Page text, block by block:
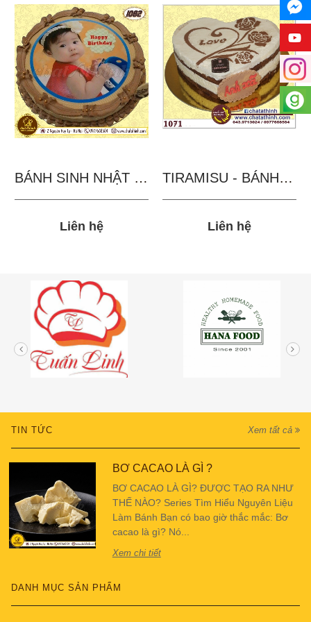
BÁNH SINH NHẬT IN...
Liên hệ
TIRAMISU - BÁNH TẶNG...
Liên hệ
TIN TỨC Xem tất cả
BƠ CACAO LÀ GÌ ?
BƠ CACAO LÀ GÌ? ĐƯỢC TẠO RA NHƯ
THẾ NÀO? Series Tìm Hiểu Nguyên Liệu
Làm Bánh Bạn có bao giờ thắc mắc: Bơ
cacao là gì? Nó...
Xem chi tiết
DANH MỤC SẢN PHẨM